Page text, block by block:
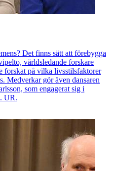
Det finns sätt att förebygga
världsledande forskare
forskat på vilka livsstilsfaktorer
Medverkar gör även dansaren
som engagerat sig i
UR.